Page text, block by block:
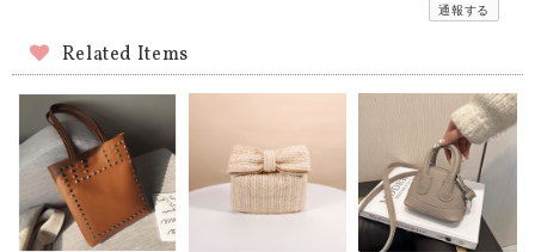
通報する
Related Items